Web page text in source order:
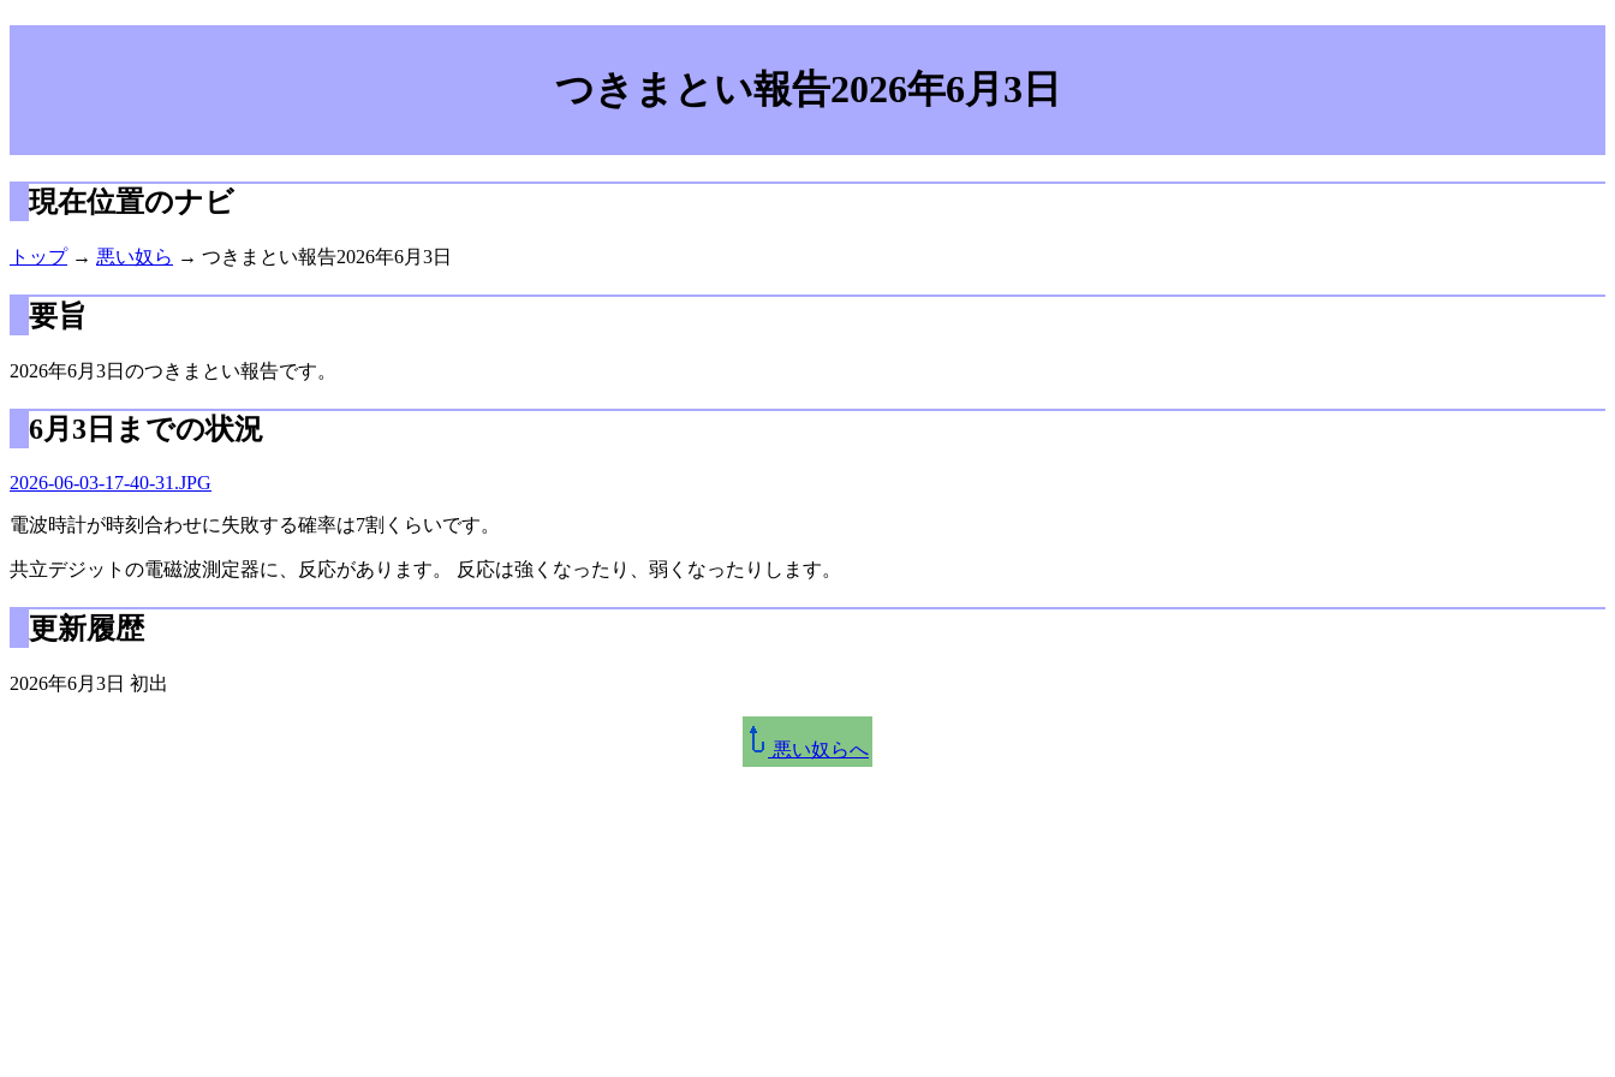
つきまとい報告2026年6月3日
現在位置のナビ
トップ→ 悪い奴ら → つきまとい報告2026年6月3日
要旨
2026年6月3日のつきまとい報告です。
6月3日までの状況
2026-06-03-17-40-31.JPG
電波時計が時刻合わせに失敗する確率は7割くらいです。
共立デジットの電磁波測定器に、反応があります。 反応は強くなったり、弱くなったりします。
更新履歴
2026年6月3日 初出
悪い奴らへ